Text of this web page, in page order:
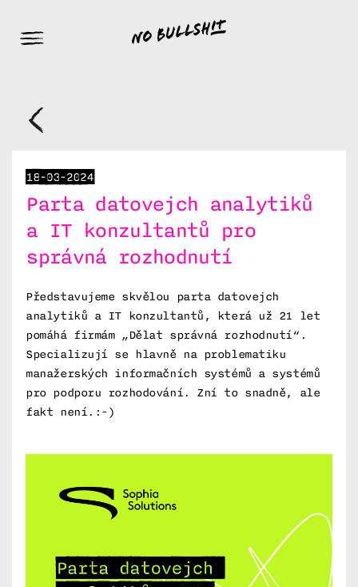
18-03-2024
Parta datovejch analytiků
a IT konzultantů pro
správná rozhodnutí
Představujeme skvělou parta datovejch
analytiků a IT konzultantů, která už 21 let
pomáhá firmám „Dělat správná rozhodnutí“.
Specializují se hlavně na problematiku
manažerských informačních systémů a systémů
pro podporu rozhodování. Zní to snadně, ale
fakt není.:-)